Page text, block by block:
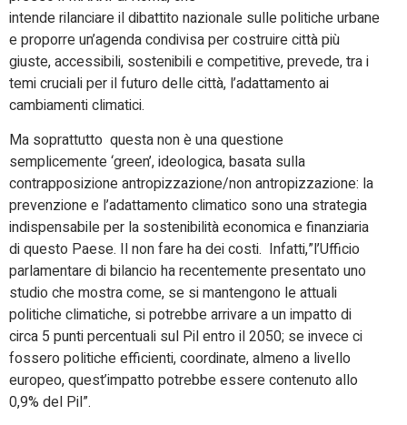
intende rilanciare il dibattito nazionale sulle politiche urbane
e proporre un’agenda condivisa per costruire città più
giuste, accessibili, sostenibili e competitive, prevede, tra i
temi cruciali per il futuro delle città, l’adattamento ai
cambiamenti climatici.
Ma soprattutto questa non è una questione
semplicemente ‘green’, ideologica, basata sulla
contrapposizione antropizzazione/non antropizzazione: la
prevenzione e l’adattamento climatico sono una strategia
indispensabile per la sostenibilità economica e finanziaria
di questo Paese. Il non fare ha dei costi. Infatti,”l’Ufficio
parlamentare di bilancio ha recentemente presentato uno
studio che mostra come, se si mantengono le attuali
politiche climatiche, si potrebbe arrivare a un impatto di
circa 5 punti percentuali sul Pil entro il 2050; se invece ci
fossero politiche efficienti, coordinate, almeno a livello
europeo, quest’impatto potrebbe essere contenuto allo
0,9% del Pil”.